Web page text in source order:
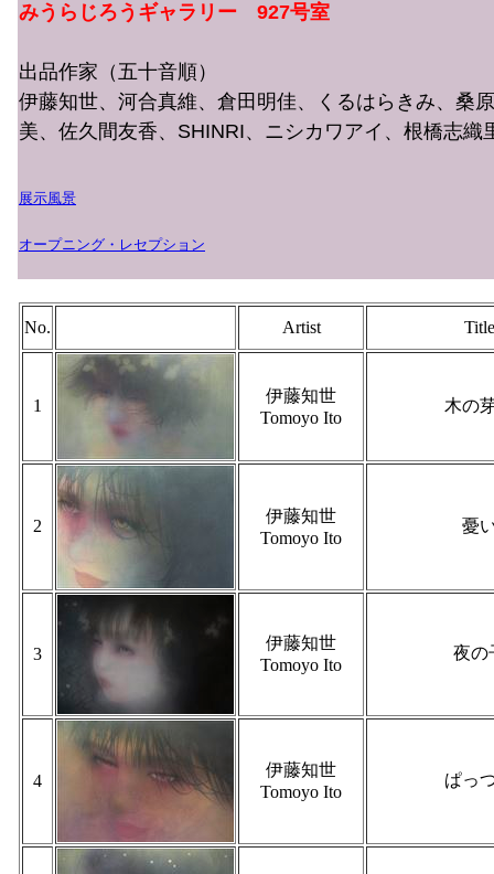
みうらじろうギャラリー 927号室
出品作家（五十音順）
伊藤知世、河合真維、倉田明佳、くるはらきみ、桑
美、佐久間友香、SHINRI、ニシカワアイ、根橋志織
展示風景
オープニング・レセプション
No. Artist Title
1
伊藤知世
Tomoyo Ito
木の
2
伊藤知世
Tomoyo Ito
憂
3
伊藤知世
Tomoyo Ito
夜の
4
伊藤知世
Tomoyo Ito
ぱっ